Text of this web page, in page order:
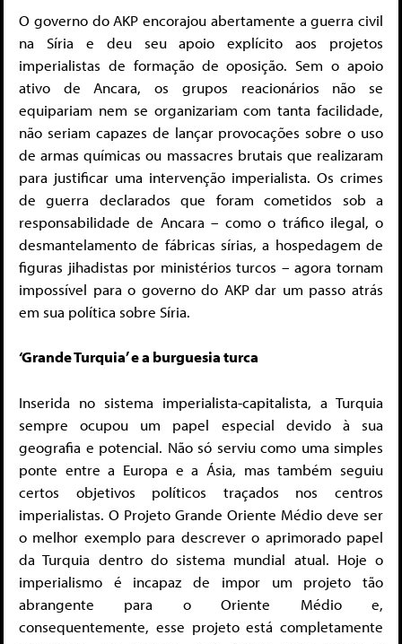
O governo do AKP encorajou abertamente a guerra civil
na Síria e deu seu apoio explícito aos projetos
imperialistas de formação de oposição. Sem o apoio
ativo de Ancara, os grupos reacionários não se
equipariam nem se organizariam com tanta facilidade,
não seriam capazes de lançar provocações sobre o uso
de armas químicas ou massacres brutais que realizaram
para justificar uma intervenção imperialista. Os crimes
de guerra declarados que foram cometidos sob a
responsabilidade de Ancara – como o tráfico ilegal, o
desmantelamento de fábricas sírias, a hospedagem de
figuras jihadistas por ministérios turcos – agora tornam
impossível para o governo do AKP dar um passo atrás
em sua política sobre Síria.
‘Grande Turquia’ e a burguesia turca
Inserida no sistema imperialista-capitalista, a Turquia
sempre ocupou um papel especial devido à sua
geografia e potencial. Não só serviu como uma simples
ponte entre a Europa e a Ásia, mas também seguiu
certos objetivos políticos traçados nos centros
imperialistas. O Projeto Grande Oriente Médio deve ser
o melhor exemplo para descrever o aprimorado papel
da Turquia dentro do sistema mundial atual. Hoje o
imperialismo é incapaz de impor um projeto tão
abrangente para o Oriente Médio e,
consequentemente, esse projeto está completamente